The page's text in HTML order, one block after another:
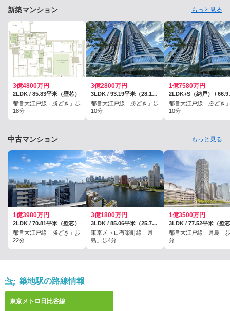
新築マンション もっと見る
3億4800万円
2LDK / 85.83平米（壁芯）
都営大江戸線「勝どき」歩
18分
3億2800万円
3LDK / 93.19平米（28.18坪）（壁芯）
都営大江戸線「勝どき」歩
10分
1億7580万円
都営大江戸線「勝どき
10分
中古マンション もっと見る
1億3980万円
2LDK / 70.81平米（壁芯）
都営大江戸線「勝どき」歩
22分
3億1800万円
3LDK / 85.06平米（25.73坪）（壁芯）
東京メトロ有楽町線「月
島」歩4分
1億3500万円
3LDK / 77.52平米（壁
都営大江戸線「月島」
分
築地駅の路線情報
東京メトロ日比谷線